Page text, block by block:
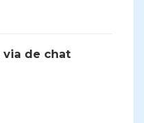
via de chat